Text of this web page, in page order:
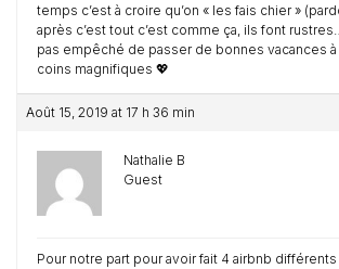
temps c’est à croire qu’on « les fais chier »
après c’est tout c’est comme ça, ils font
pas empêché de passer de bonnes vacances
coins magnifiques 💖
Août 15, 2019 at 17 h 36 min
Nathalie B
Guest
Pour notre part pour avoir fait 4 airbnb